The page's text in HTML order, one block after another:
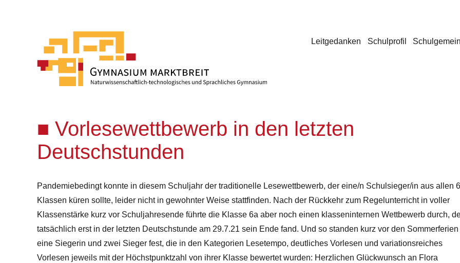
Leitgedanken Schulprofil
Vorlesewettbewerb in den letzten
Deutschstunden
Pandemiebedingt konnte in diesem Schuljahr der traditionelle Lesewettbewerb, der eine/n Schulsieger/in aus allen
Klassen küren sollte, leider nicht in gewohnter Weise stattfinden. Nach der Rückkehr zum Regelunterricht in voller
Klassenstärke kurz vor Schuljahresende führte die Klasse 6a aber noch einen klasseninternen Wettbewerb durch,
tatsächlich erst in der letzten Deutschstunde am 29.7.21 sein Ende fand. Und so standen kurz vor den Sommerferien
eine Siegerin und zwei Sieger fest, die in den Kategorien Lesetempo, deutliches Vorlesen und variationsreiches
Vorlesen jeweils mit der Höchstpunktzahl von ihrer Klasse bewertet wurden: Herzlichen Glückwunsch an Flora